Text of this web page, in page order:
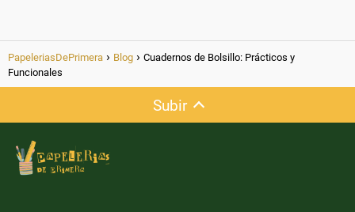
PapeleriasDePrimera Blog
Cuadernos de Bolsillo: Prácticos y
Funcionales
Subir